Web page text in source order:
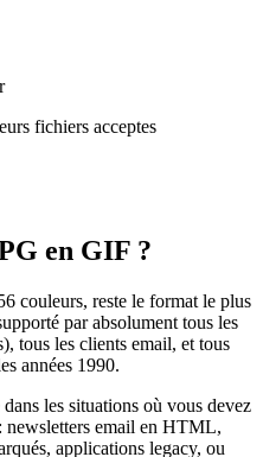
fichiers acceptes
en GIF ?
couleurs, reste le format le plus
par absolument tous les
tous les clients email, et tous
années 1990.
les situations où vous devez
newsletters email en HTML,
applications legacy, ou